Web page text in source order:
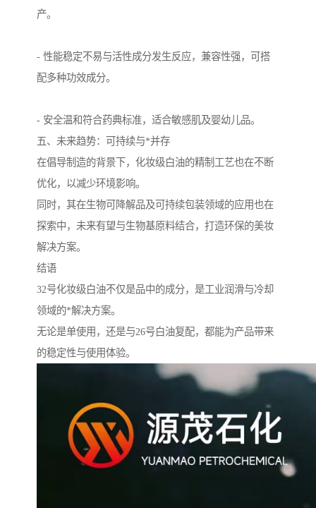
产。
- 性能稳定不易与活性成分发生反应，兼容性强，可搭
配多种功效成分。
- 安全温和符合药典标准，适合敏感肌及婴幼儿品。
五、未来趋势：可持续与*并存
在倡导制造的背景下，化妆级白油的精制工艺也在不断
优化，以减少环境影响。
同时，其在生物可降解品及可持续包装领域的应用也在
探索中，未来有望与生物基原料结合，打造环保的美妆
解决方案。
结语
32号化妆级白油不仅是品中的成分，是工业润滑与冷却
领域的*解决方案。
无论是单使用，还是与26号白油复配，都能为产品带来
的稳定性与使用体验。